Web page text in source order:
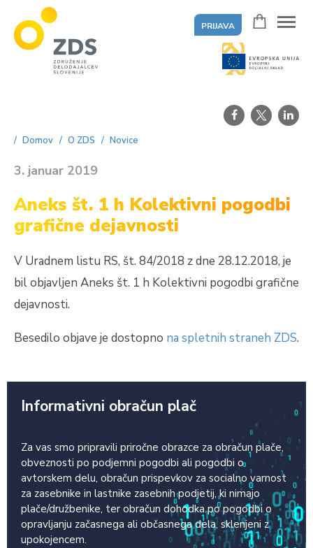
PRIJAVA
Domov O ZDS Novice
3. januar 2019
Aneks št. 1 h Kolektivni pogodbi
grafične dejavnosti
V Uradnem listu RS, št. 84/2018 z dne 28.12.2018, je
bil objavljen Aneks št. 1 h Kolektivni pogodbi grafične
dejavnosti.
Besedilo objave je dostopno na spletnih straneh ZDS.
Informativni obračun plač
Za vas smo pripravili priročne obrazce za obračun plače,
obveznosti po podjemni pogodbi ali pogodbi o
avtorskem delu, obračun prispevkov za socialno varnost
za zasebnike in lastnike zasebnih podjetij, ki nimajo
plače/družbenike, ter obračun dohodka po pogodbi o
opravljanju začasnega ali občasnega dela, sklenjeni z
upokojencem.